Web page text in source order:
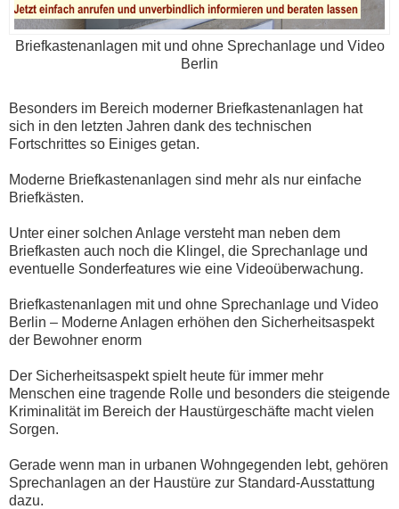
Briefkastenanlagen mit und ohne Sprechanlage und Video
Berlin
Besonders im Bereich moderner Briefkastenanlagen hat
sich in den letzten Jahren dank des technischen
Fortschrittes so Einiges getan.
Moderne Briefkastenanlagen sind mehr als nur einfache
Briefkästen.
Unter einer solchen Anlage versteht man neben dem
Briefkasten auch noch die Klingel, die Sprechanlage und
eventuelle Sonderfeatures wie eine Videoüberwachung.
Briefkastenanlagen mit und ohne Sprechanlage und Video
Berlin – Moderne Anlagen erhöhen den Sicherheitsaspekt
der Bewohner enorm
Der Sicherheitsaspekt spielt heute für immer mehr
Menschen eine tragende Rolle und besonders die steigende
Kriminalität im Bereich der Haustürgeschäfte macht vielen
Sorgen.
Gerade wenn man in urbanen Wohngegenden lebt, gehören
Sprechanlagen an der Haustüre zur Standard-Ausstattung
dazu.